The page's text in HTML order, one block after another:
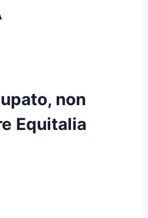
non
Equitalia